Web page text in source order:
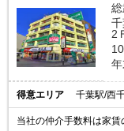
2
得意エリア 千葉駅/西
当社の仲介手数料は家